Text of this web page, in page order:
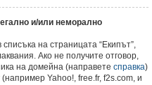
и/или неморално
на страницата “Екипът”,
Ако не получите отговор,
на домейна (направете справка)
Yahoo!, free.fr, f2s.com, и